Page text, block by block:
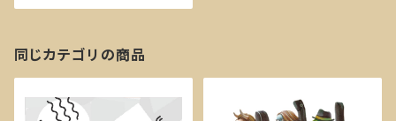
同じカテゴリの商品